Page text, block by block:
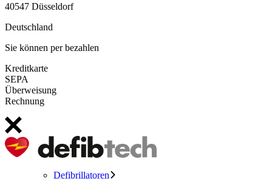
40547 Düsseldorf
Deutschland
Sie können per bezahlen
Kreditkarte
SEPA
Überweisung
Rechnung
Defibrillatoren